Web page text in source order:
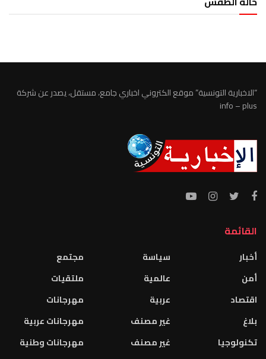
“الاخبارية التونسية” موقع الكتروني اخباري جامع، مستقل، يصدر عن شركة
info – plus
القائمة
أخبار
أمن
اقتصاد
بلاغ
تكنولوجيا
سياسة
عالمية
عربية
غير مصنف
غير مصنف
مجتمع
ملتقيات
مهرجانات
مهرجانات عربية
مهرجانات وطنية